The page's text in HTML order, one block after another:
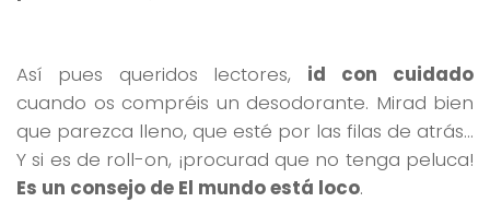
Así pues queridos lectores, id con cuidado
cuando os compréis un desodorante. Mirad bien
que parezca lleno, que esté por las filas de atrás…
Y si es de roll-on, ¡procurad que no tenga peluca!
Es un consejo de El mundo está loco.